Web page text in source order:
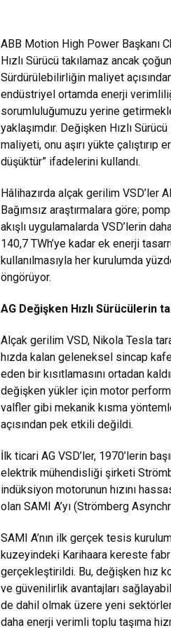
ABB Motion High Power Başkanı
Hızlı Sürücü takılamaz ancak
Sürdürülebilirliğin maliyet
endüstriyel ortamda enerji
sorumluluğumuzu yerine
yaklaşımdır. Değişken Hızlı
maliyeti, onu aşırı yükte çalıştırıp
düşüktür” ifadelerini kullandı.
Hâlihazırda alçak gerilim VSD’ler
Bağımsız araştırmalara göre;
akışlı uygulamalarda VSD’lerin
140,7 TWh’ye kadar ek enerji
kullanılmasıyla her kurulumda
öngörüyor.
AG Değişken Hızlı Sürücülerin
Alçak gerilim VSD, Nikola Tesla
hızda kalan geleneksel sincap
eden bir kısıtlamasını ortadan
değişken yükler için motor
valfler gibi mekanik kısma
açısından pek etkili değildi.
İlk ticari AG VSD’ler, 1970’lerin
elektrik mühendisliği şirketi
indüksiyon motorunun hızını
olan SAMI A’yı (Strömberg
SAMI A’nın ilk gerçek tesis
kuzeyindeki Karihaara kereste
gerçekleştirildi. Bu, değişken hız
ve güvenilirlik avantajları
de dahil olmak üzere yeni
daha enerji verimli toplu taşıma